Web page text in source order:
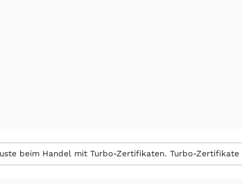
beim Handel mit Turbo-Zertifikaten. Turbo-